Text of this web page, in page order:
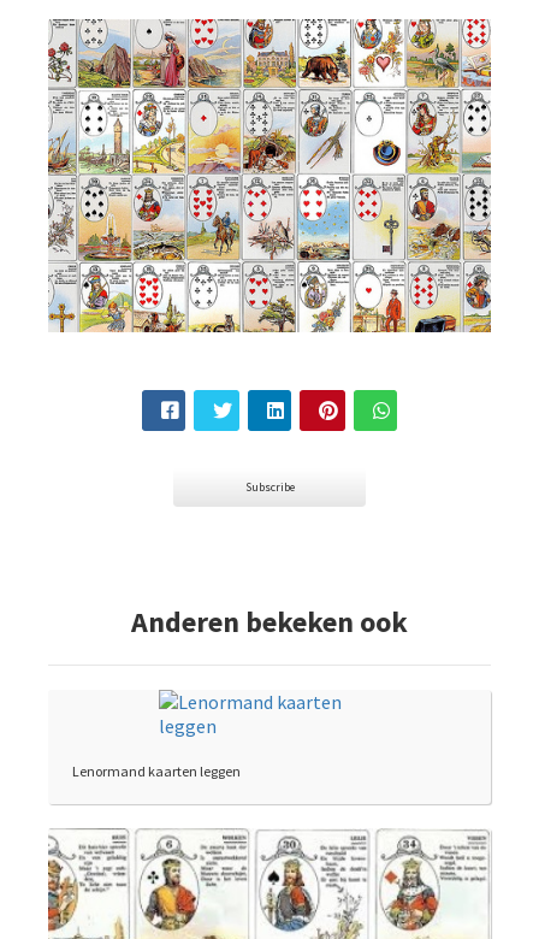
Subscribe
Anderen bekeken ook
Lenormand kaarten leggen